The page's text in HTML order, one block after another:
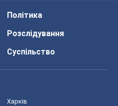
Політика
Розслідування
Суспільство
Харків